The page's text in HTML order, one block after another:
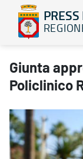
Giunta approva atto
Giunta
Policlinico